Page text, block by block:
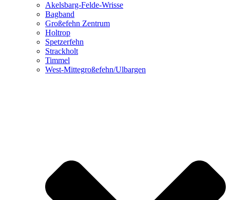
Akelsbarg-Felde-Wrisse
Bagband
Großefehn Zentrum
Holtrop
Spetzerfehn
Strackholt
Timmel
West-Mittegroßefehn/Ulbargen